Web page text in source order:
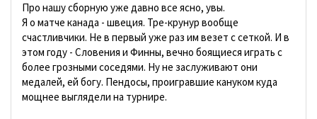
Про нашу сборную уже давно все ясно, увы.
Я о матче канада - швеция. Тре-крунур вообще
счастливчики. Не в первый уже раз им везет с сеткой. И в
этом году - Словения и Финны, вечно боящиеся играть с
более грозными соседями. Ну не заслуживают они
медалей, ей богу. Пендосы, проигравшие кануком куда
мощнее выглядели на турнире.